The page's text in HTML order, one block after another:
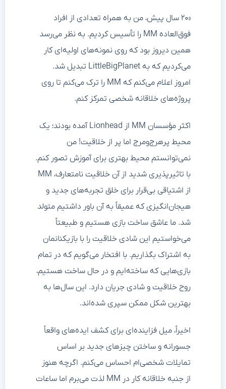
«۲۰ سال پیش، من به همراه تعدادی از افراد
فوق‌العاده MM را تأسیس کردیم. به نظر می‌رسد
همین دیروز بود که روی نمونه‌های اولیه‌ای کار
می‌کردیم که به LittleBigPlanet تبدیل شد.
امروز اعلام می‌کنم که MM را ترک می‌کنم تا روی
پروژه‌های خلاقانه شخصی تمرکز کنم.
اکثر مؤسسان MM از Lionhead آمده بودند؛ یک
محیط پرهرج‌ومرج اما پر از خلاقیت! من
نمی‌توانستم محیط بهتری برای آموزش تصور کنم.
با تاثیرپذیری شدید از آن خلاقیت نامتعارف، MM
از اشتیاقی بی‌قرار برای خلق تجربه‌های جدید و
هیجان‌انگیزی که عمیقاً به آن باور داشتیم متولد
شد. ما عاشق ساخت بازی هستیم و طبیعتاً
می‌خواستیم این شادی خلاقیت را با بازیکنانمان
به اشتراک بگذاریم. با افتخار می‌گویم که در تمام
بازی‌هایی که ساخته‌ایم و در حال ساخت هستیم،
روح خلاقیت و شادی جریان دارد. این سال‌ها به
بهترین شکل ممکن سپری شده‌اند.
اخیراً، میل فزاینده‌ای برای کشف ایده‌های واقعاً
جسورانه و ساختن چیزهای جدید بر اساس
تمایلات شخصی‌ام احساس می‌کنم. اگرچه هنوز
از جنبه خلاقانه کار در MM لذت می‌برم اما ساعات